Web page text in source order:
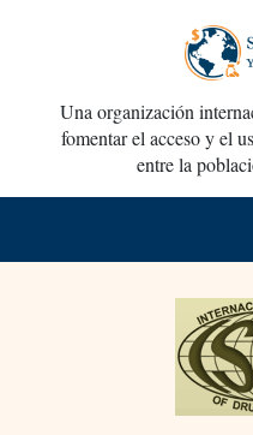
Una organización
fomentar el acceso y el
entre la